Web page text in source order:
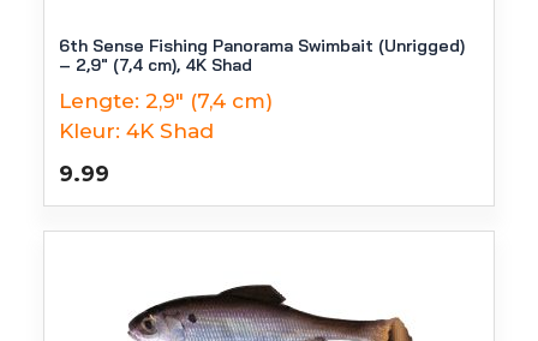
6th Sense Fishing Panorama Swimbait (Unrigged)
– 2,9″ (7,4 cm), 4K Shad
Lengte: 2,9" (7,4 cm)
Kleur: 4K Shad
9.99